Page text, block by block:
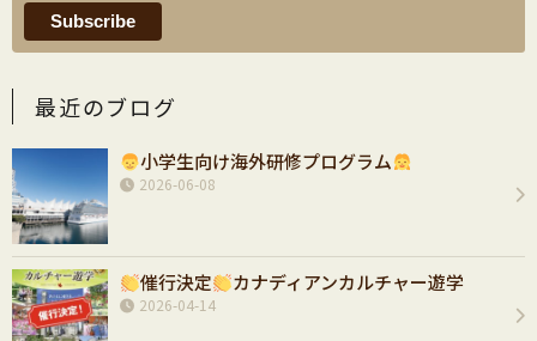
最近のブログ
小学生向け海外研修プログラム
2026-06-08
催行決定 カナディアンカルチャー遊学
2026-04-14